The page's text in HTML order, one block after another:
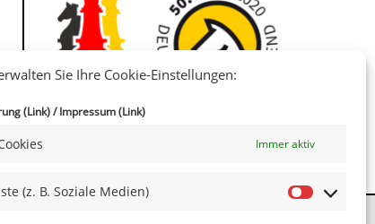
Sie Ihre Cookie-Einstellungen:
(Link)/Impressum (Link)
Immer aktiv
(z. B. Soziale Medien)